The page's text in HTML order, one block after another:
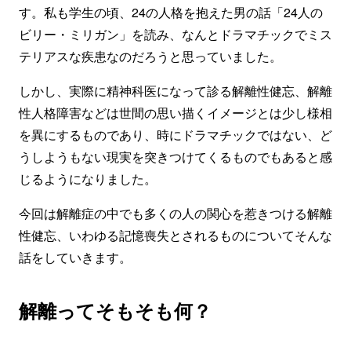
す。私も学生の頃、24の人格を抱えた男の話「24人の
ビリー・ミリガン」を読み、なんとドラマチックでミス
テリアスな疾患なのだろうと思っていました。
しかし、実際に精神科医になって診る解離性健忘、解離
性人格障害などは世間の思い描くイメージとは少し様相
を異にするものであり、時にドラマチックではない、ど
うしようもない現実を突きつけてくるものでもあると感
じるようになりました。
今回は解離症の中でも多くの人の関心を惹きつける解離
性健忘、いわゆる記憶喪失とされるものについてそんな
話をしていきます。
解離ってそもそも何？